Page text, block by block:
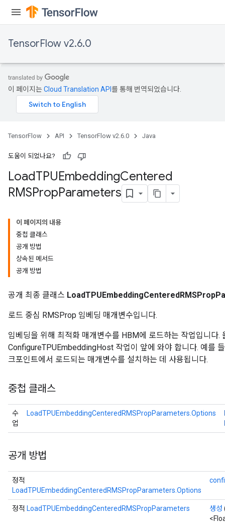
TensorFlow v2.6.0
이 페이지는Cloud Translation API 를 통해 번역되었습니다.
TensorFlow API TensorFlow v2.6.0 Java
도움이 되었나요?
LoadTPUEmbeddingCentered
RMSPropParameters
이 페이지의 내용
중첩 클래스
공개 방법
상속된 메서드
공개 방법
공개 최종 클래스
로드 중심 RMSProp 임베딩 매개변수입니다.
임베딩을 위해 최적화 매개변수를 HBM에 로드하는 작업입니다.
ConfigureTPUEmbeddingHost 작업이 앞에 와야 합니다. 예를
크포인트에서 로드되는 매개변수를 설치하는 데 사용됩니다.
중첩 클래스
수
업
LoadTPUEmbeddingCenteredRMSPropParameters.Options
공개 방법
정적
LoadTPUEmbeddingCenteredRMSPropParameters.Options
정적 LoadTPUEmbeddingCenteredRMSPropParameters 생성